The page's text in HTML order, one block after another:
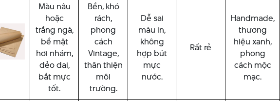
Màu nâu
hoặc
trắng ngà,
bề mặt
hơi nhám,
dẻo dai,
bắt mực
tốt.
Bền, khó
rách,
phong
cách
Vintage,
thân thiện
môi
trường.
Dễ sai
màu in,
không
hợp bút
mực
nước.
Rất rẻ
Handmade,
thương
hiệu xanh,
phong
cách mộc
mạc.